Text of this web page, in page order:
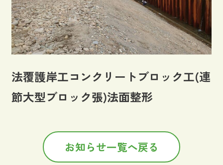
法覆護岸工コンクリートブロック工(連
節大型ブロック張)法面整形
お知らせ一覧へ戻る